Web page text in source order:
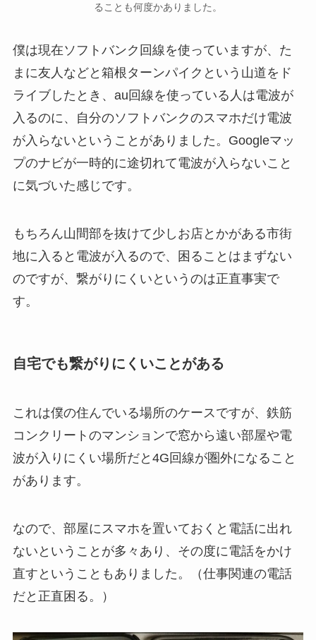
ることも何度かありました。
僕は現在ソフトバンク回線を使っていますが、た
まに友人などと箱根ターンパイクという山道をド
ライブしたとき、au回線を使っている人は電波が
入るのに、自分のソフトバンクのスマホだけ電波
が入らないということがありました。Googleマッ
プのナビが一時的に途切れて電波が入らないこと
に気づいた感じです。
もちろん山間部を抜けて少しお店とかがある市街
地に入ると電波が入るので、困ることはまずない
のですが、繋がりにくいというのは正直事実で
す。
自宅でも繋がりにくいことがある
これは僕の住んでいる場所のケースですが、鉄筋
コンクリートのマンションで窓から遠い部屋や電
波が入りにくい場所だと4G回線が圏外になること
があります。
なので、部屋にスマホを置いておくと電話に出れ
ないということが多々あり、その度に電話をかけ
直すということもありました。（仕事関連の電話
だと正直困る。）